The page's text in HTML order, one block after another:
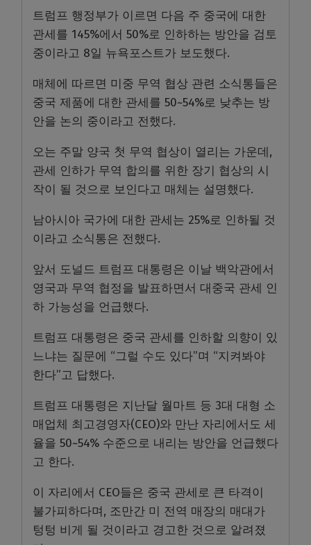
트럼프 행정부가 이르면 다음 주 중국에 대한
관세를 145%에서 50%로 인하하는 방안을 검토
중이라고 8일 뉴욕포스트가 보도했다.
매체에 따르면 미중 무역 협상 관련 소식통들은
중국 제품에 대한 관세를 50~54%로 낮추는 방
안을 논의 중이라고 전했다.
오는 주말 양국 첫 무역 협상이 열리는 가운데,
관세 인하가 무역 합의를 위한 장기 협상의 시
작이 될 것으로 보인다고 매체는 설명했다.
남아시아 국가에 대한 관세는 25%로 인하될 것
이라고 소식통은 전했다.
앞서 도널드 트럼프 대통령은 이날 백악관에서
영국과 무역 협정을 발표하면서 대중국 관세 인
하 가능성을 언급했다.
트럼프 대통령은 중국 관세를 인하할 의향이 있
느냐는 질문에 “그럴 수도 있다”며 “지켜봐야
한다”고 답했다.
트럼프 대통령은 지난달 월마트 등 3대 대형 소
매업체 최고경영자(CEO)와 만난 자리에서도 세
율을 50~54% 수준으로 내리는 방안을 언급했다
고 한다.
이 자리에서 CEO들은 중국 관세로 큰 타격이
불가피하다며, 조만간 미 전역 매장의 매대가
텅텅 비게 될 것이라고 경고한 것으로 알려졌